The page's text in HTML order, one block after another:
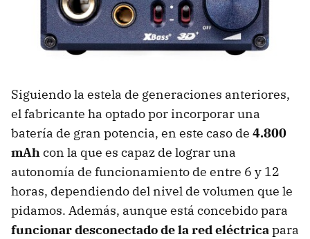
Siguiendo la estela de generaciones anteriores,
el fabricante ha optado por incorporar una
batería de gran potencia, en este caso de 4.800
mAhcon la que es capaz de lograr una
autonomía de funcionamiento de entre 6 y 12
horas, dependiendo del nivel de volumen que le
pidamos. Además, aunque está concebido para
funcionar desconectado de la red eléctricapara